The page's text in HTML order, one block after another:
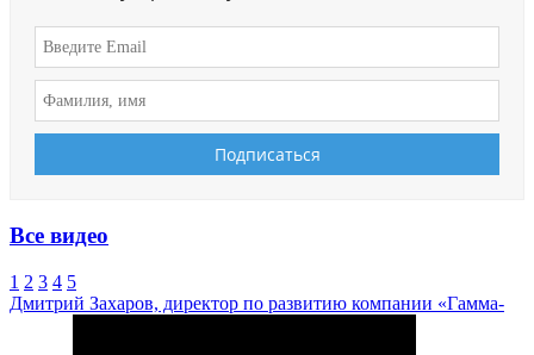
Все видео
1 2 3 4 5
Дмитрий Захаров, директор по развитию компании «Гамма-